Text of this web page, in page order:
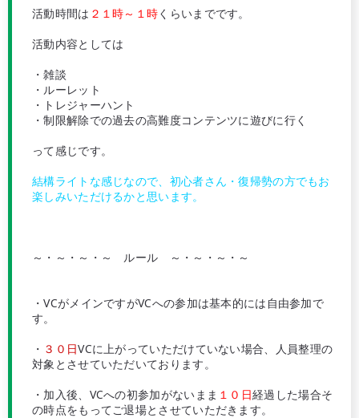
活動時間は ２１時～１時くらいまでです。
活動内容としては
・雑談
・ルーレット
・トレジャーハント
・制限解除での過去の高難度コンテンツに遊びに行く
って感じです。
結構ライトな感じなので、初心者さん・復帰勢の方でもお
楽しみいただけるかと思います。
～・～・～・～ ルール ～・～・～・～
・VCがメインですがVCへの参加は基本的には自由参加で
す。
・ ３０日VCに上がっていただけていない場合、人員整理の
対象とさせていただいております。
・加入後、VCへの初参加がないまま １０日経過した場合そ
の時点をもってご退場とさせていただきます。